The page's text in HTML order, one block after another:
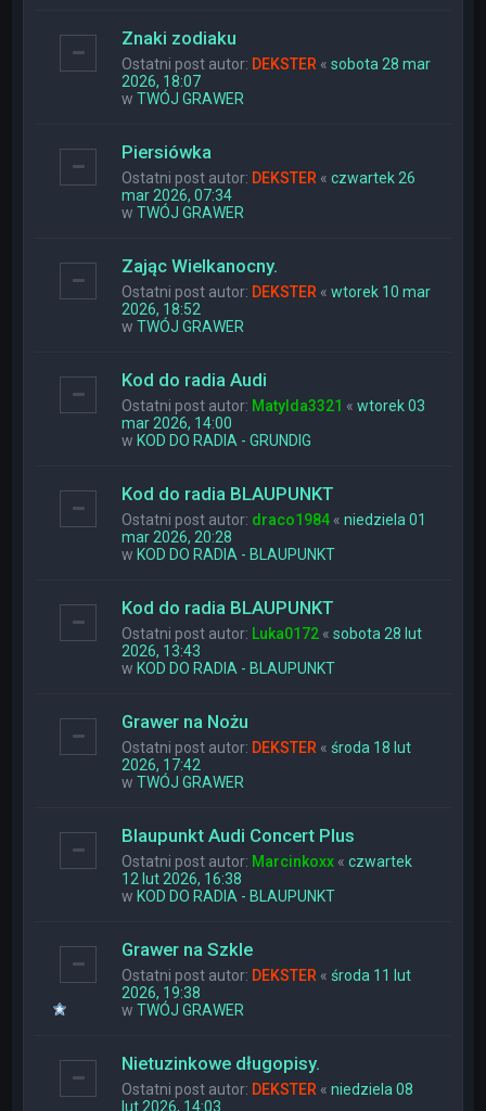
Znaki zodiaku
Ostatni post autor: DEKSTER «sobota 28 mar
2026, 18:07
wTWÓJ GRAWER
Piersiówka
Ostatni post autor: DEKSTER «czwartek 26
mar 2026, 07:34
wTWÓJ GRAWER
Zając Wielkanocny.
Ostatni post autor: DEKSTER «wtorek 10 mar
2026, 18:52
wTWÓJ GRAWER
Kod do radia Audi
Ostatni post autor: Matylda3321 «wtorek 03
mar 2026, 14:00
w KOD DO RADIA - GRUNDIG
Kod do radia BLAUPUNKT
Ostatni post autor: draco1984 «niedziela 01
mar 2026, 20:28
w KOD DO RADIA - BLAUPUNKT
Kod do radia BLAUPUNKT
Ostatni post autor: Luka0172 «sobota 28 lut
2026, 13:43
w KOD DO RADIA - BLAUPUNKT
Grawer na Nożu
Ostatni post autor: DEKSTER «środa 18 lut
2026, 17:42
wTWÓJ GRAWER
Blaupunkt Audi Concert Plus
Ostatni post autor: Marcinkoxx «czwartek
12 lut 2026, 16:38
w KOD DO RADIA - BLAUPUNKT
Grawer na Szkle
Ostatni post autor: DEKSTER «środa 11 lut
2026, 19:38
wTWÓJ GRAWER
Nietuzinkowe długopisy.
Ostatni post autor: DEKSTER «niedziela 08
lut 2026, 14:03